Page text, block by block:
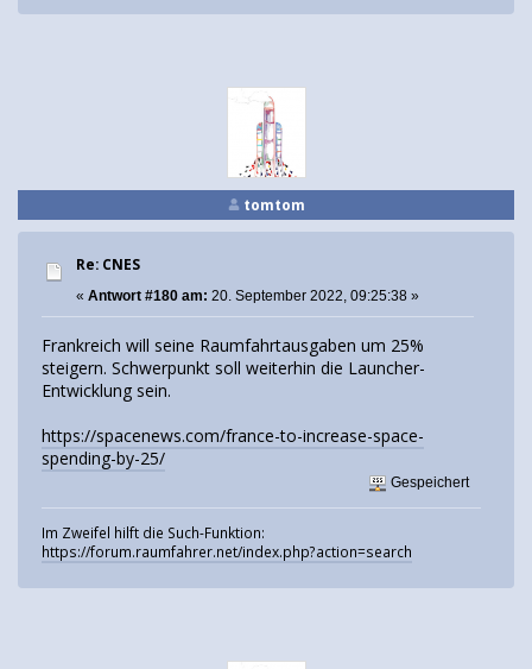
tomtom
Re: CNES
« Antwort #180 am: 20. September 2022, 09:25:38 »
Frankreich will seine Raumfahrtausgaben um 25%
steigern. Schwerpunkt soll weiterhin die Launcher-
Entwicklung sein.
https://spacenews.com/france-to-increase-space-
spending-by-25/
Gespeichert
Im Zweifel hilft die Such-Funktion:
https://forum.raumfahrer.net/index.php?action=search